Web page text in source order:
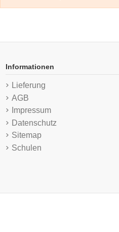
Informationen
Lieferung
AGB
Impressum
Datenschutz
Sitemap
Schulen